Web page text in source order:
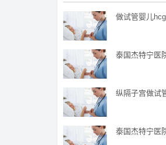
做试管婴儿hcg
泰国杰特宁医
纵隔子宫做试
泰国杰特宁医